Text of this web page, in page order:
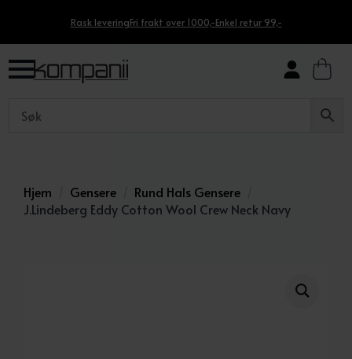
Rask leveringFri frakt over 1000,-Enkel retur 99,-
Hjem Gensere
Rund Hals Gensere
J.Lindeberg Eddy Cotton Wool Crew Neck Navy